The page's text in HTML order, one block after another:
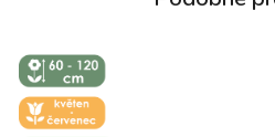
↕️ VÝŠKA 60
- 120 CM
🌼 KVĚT -
ČERVEN